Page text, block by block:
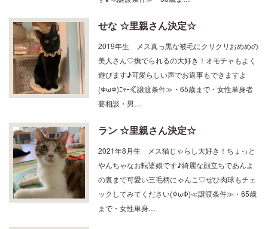
す♪≪譲渡条件≫・58歳ま…
せな ☆里親さん決定☆
2019年生 メス真っ黒な被毛にクリクリおめめの
美人さん♡撫でられるの大好き！オモチャもよく
遊びます♪可愛らしい声でお返事もできますよ
(ΦωΦ)ﾆｬｰ≪譲渡条件≫・65歳まで・女性単身者
要相談・男…
ラン ☆里親さん決定☆
2021年8月生 メス猫じゃらし大好き！ちょっと
やんちゃなお転婆娘です♪綺麗な顔立ちであんよ
の裏まで可愛い三毛柄にゃんこ♡ぜひ肉球もチェ
ックしてみてください(ΦωΦ)≪譲渡条件≫・65歳
まで・女性単身…